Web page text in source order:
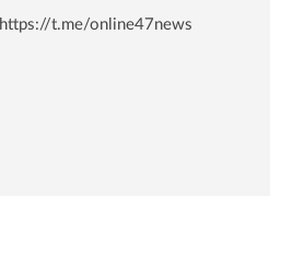
https://t.me/online47news